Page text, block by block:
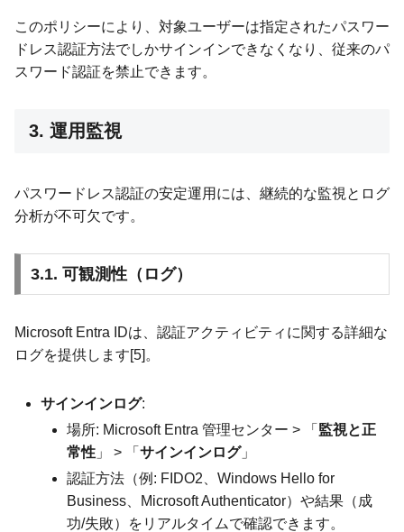
このポリシーにより、対象ユーザーは指定されたパスワー
ドレス認証方法でしかサインインできなくなり、従来のパ
スワード認証を禁止できます。
3. 運用監視
パスワードレス認証の安定運用には、継続的な監視とログ
分析が不可欠です。
3.1. 可観測性（ログ）
Microsoft Entra IDは、認証アクティビティに関する詳細な
ログを提供します[5]。
サインインログ:
場所: Microsoft Entra 管理センター > 「 監視と正
常性 」 > 「サインインログ」
認証方法（例: FIDO2、Windows Hello for
Business、Microsoft Authenticator）や結果（成
功/失敗）をリアルタイムで確認できます。